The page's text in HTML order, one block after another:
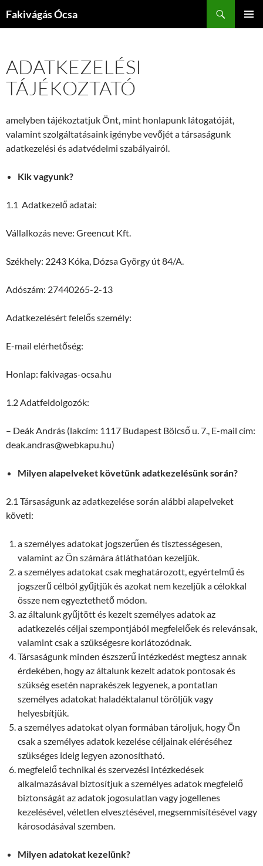
Fakivágás Ócsa
ADATKEZELÉSI
TÁJÉKOZTATÓ
amelyben tájékoztatjuk Önt, mint honlapunk látogatóját,
valamint szolgáltatásaink igénybe vevőjét a társaságunk
adatkezelési és adatvédelmi szabályairól.
Kik vagyunk?
1.1 Adatkezelő adatai:
Vállalkozás neve: Greencut Kft.
Székhely: 2243 Kóka, Dózsa György út 84/A.
Adószám: 27440265-2-13
Adatkezelésért felelős személy:
E-mail elérhetőség:
Honlap: fakivagas-ocsa.hu
1.2 Adatfeldolgozók:
– Deák András (lakcím: 1117 Budapest Bölcső u. 7., E-mail cím:
deak.andras@webkapu.hu)
Milyen alapelveket követünk adatkezelésünk során?
2.1 Társaságunk az adatkezelése során alábbi alapelveket
követi:
a személyes adatokat jogszerűen és tisztességesen,
valamint az Ön számára átláthatóan kezeljük.
a személyes adatokat csak meghatározott, egyértelmű és
jogszerű célból gyűjtjük és azokat nem kezeljük a célokkal
össze nem egyeztethető módon.
az általunk gyűjtött és kezelt személyes adatok az
adatkezelés céljai szempontjából megfelelőek és relevánsak,
valamint csak a szükségesre korlátozódnak.
Társaságunk minden észszerű intézkedést megtesz annak
érdekében, hogy az általunk kezelt adatok pontosak és
szükség esetén naprakészek legyenek, a pontatlan
személyes adatokat haladéktalanul töröljük vagy
helyesbítjük.
a személyes adatokat olyan formában tároljuk, hogy Ön
csak a személyes adatok kezelése céljainak eléréséhez
szükséges ideig legyen azonosítható.
megfelelő technikai és szervezési intézkedések
alkalmazásával biztosítjuk a személyes adatok megfelelő
biztonságát az adatok jogosulatlan vagy jogellenes
kezelésével, véletlen elvesztésével, megsemmisítésével vagy
károsodásával szemben.
Milyen adatokat kezelünk?